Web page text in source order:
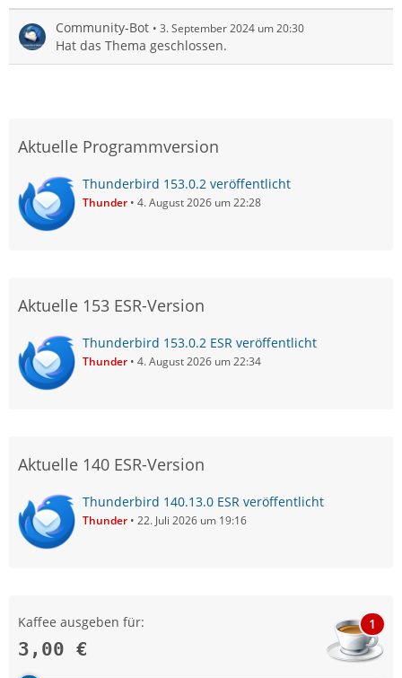
Community-Bot 3. September 2024 um 20:30
Hat das Thema geschlossen.
Aktuelle Programmversion
Thunderbird 153.0.2 veröffentlicht
Thunder 4. August 2026 um 22:28
Aktuelle 153 ESR-Version
Thunderbird 153.0.2 ESR veröffentlicht
Thunder 4. August 2026 um 22:34
Aktuelle 140 ESR-Version
Thunderbird 140.13.0 ESR veröffentlicht
Thunder 22. Juli 2026 um 19:16
Kaffee ausgeben für:
3,00 €
1